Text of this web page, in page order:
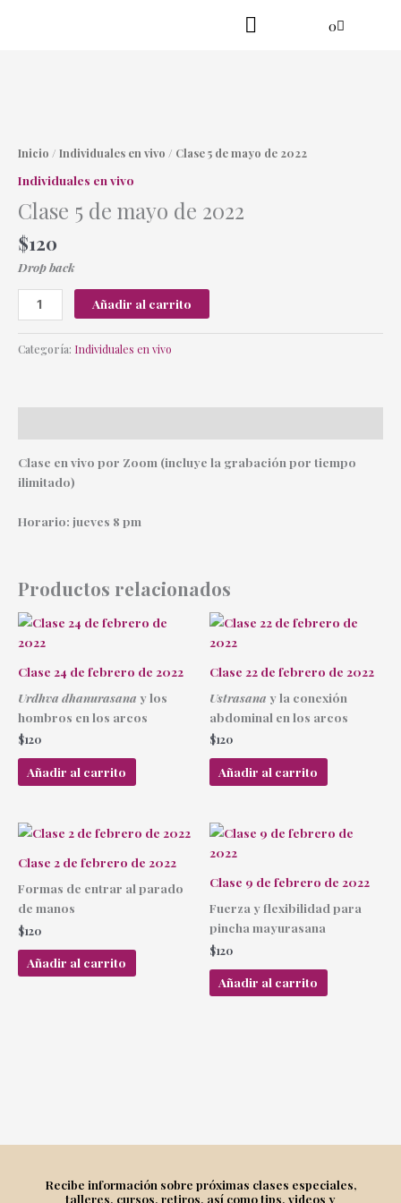
0
Cart
Inicio / Individuales en vivo / Clase 5 de mayo de 2022
Individuales en vivo
Clase 5 de mayo de 2022
$120
Drop back
de
de
2022
Añadir al carrito
Categoría: Individuales en vivo
Clase en vivo por Zoom (incluye la grabación por tiempo
ilimitado)
Horario: jueves 8 pm
Productos relacionados
Clase 24 de febrero de 2022
Urdhva dhanurasana y los
hombros en los arcos
$120
Añadir al carrito
Clase 22 de febrero de 2022
Ustrasana y la conexión
abdominal en los arcos
$120
Añadir al carrito
Clase 2 de febrero de 2022
Formas de entrar al parado
de manos
$120
Añadir al carrito
Clase 9 de febrero de 2022
Fuerza y flexibilidad para
pincha mayurasana
$120
Añadir al carrito
Recibe información sobre próximas clases especiales,
talleres, cursos, retiros, así como tips, videos y